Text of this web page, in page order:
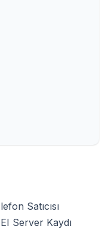
Satıcısı
Server Kaydı